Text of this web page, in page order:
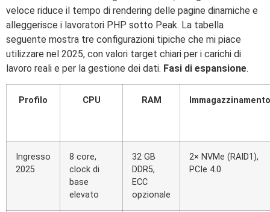
veloce riduce il tempo di rendering delle pagine dinamiche e
alleggerisce i lavoratori PHP sotto Peak. La tabella
seguente mostra tre configurazioni tipiche che mi piace
utilizzare nel 2025, con valori target chiari per i carichi di
lavoro reali e per la gestione dei dati. Fasi di espansione.
Profilo CPU RAM Immagazzinamento
Ingresso
2025
8 core,
clock di
base
elevato
32 GB
DDR5,
ECC
opzionale
2× NVMe (RAID1),
PCIe 4.0